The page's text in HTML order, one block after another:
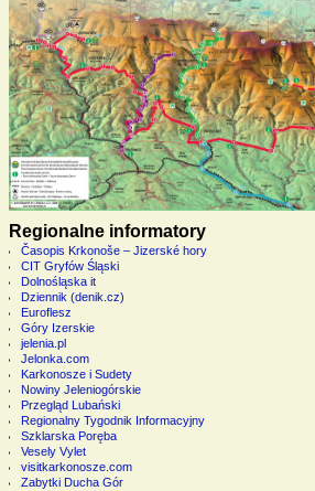
Regionalne informatory
Časopis Krkonoše – Jizerské hory
CIT Gryfów Śląski
Dolnośląska it
Dziennik (denik.cz)
Euroflesz
Góry Izerskie
jelenia.pl
Jelonka.com
Karkonosze i Sudety
Nowiny Jeleniogórskie
Przegląd Lubański
Regionalny Tygodnik Informacyjny
Szklarska Poręba
Vesely Vylet
visitkarkonosze.com
Zabytki Ducha Gór